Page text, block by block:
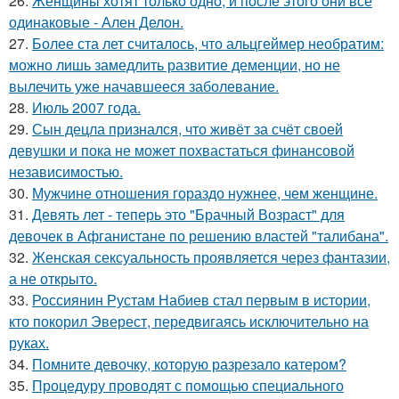
одинаковые - Ален Делон.
27. Более ста лет считалось, что альцгеймер необратим:
можно лишь замедлить развитие деменции, но не
вылечить уже начавшееся заболевание.
28. Июль 2007 года.
29. Сын децла признался, что живёт за счёт своей
девушки и пока не может похвастаться финансовой
независимостью.
30. Мужчине отношения гораздо нужнее, чем женщине.
31. Девять лет - теперь это "Брачный Возраст" для
девочек в Афганистане по решению властей "талибана".
32. Женская сексуальность проявляется через фантазии,
а не открыто.
33. Россиянин Рустам Набиев стал первым в истории,
кто покорил Эверест, передвигаясь исключительно на
руках.
34. Помните девочку, которую разрезало катером?
35. Процедуру проводят с помощью специального